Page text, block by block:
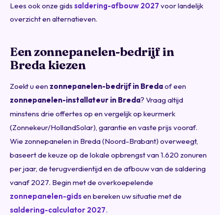
Lees ook onze gids saldering-afbouw 2027 voor landelijk
overzicht en alternatieven.
Een zonnepanelen-bedrijf in
Breda kiezen
Zoekt u een zonnepanelen-bedrijf in Bredaof een
zonnepanelen-installateur in Breda? Vraag altijd
minstens drie offertes op en vergelijk op keurmerk
(Zonnekeur/HollandSolar), garantie en vaste prijs vooraf.
Wie zonnepanelen in Breda (Noord-Brabant) overweegt,
baseert de keuze op de lokale opbrengst van 1.620 zonuren
per jaar, de terugverdientijd en de afbouw van de saldering
vanaf 2027. Begin met de overkoepelende
zonnepanelen-gidsen bereken uw situatie met de
saldering-calculator 2027.